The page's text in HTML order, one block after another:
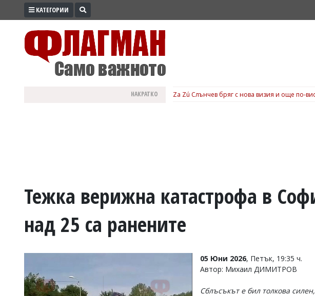
ПРОМО
ВОЙНАТА
УКРАЙНА
БИЗНЕС
КАТЕГОРИИ
НАКРАТКО Za Zú Слънчев бряг с нова визия и още по-
Тежка верижна катастрофа в
над 25 са ранените
05 Юни 2026, Петък, 19:35 ч.
Автор: Михаил ДИМИТРОВ
Сблъсъкът е бил толкова